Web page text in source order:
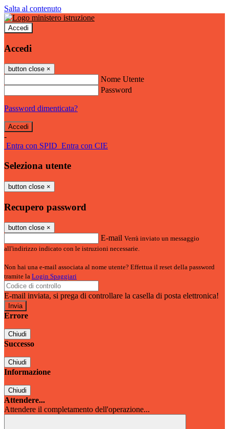
Salta al contenuto
Accedi
Accedi
button close ×
Nome Utente
Password
Password dimenticata?
-
Entra con SPID Entra con CIE
Seleziona utente
button close ×
Recupero password
button close ×
E-mail Verrà inviato un messaggio
all'indirizzo indicato con le istruzioni necessarie.
Non hai una e-mail associata al nome utente? Effettua il reset della password
tramite la Login Spaggiari
E-mail inviata, si prega di controllare la casella di posta elettronica!
Errore
Chiudi
Successo
Chiudi
Informazione
Chiudi
Attendere...
Attendere il completamento dell'operazione...